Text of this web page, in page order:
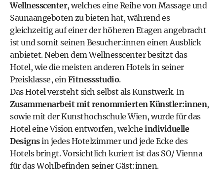
Wellnesscenter, welches eine Reihe von Massage und
Saunaangeboten zu bieten hat, während es
gleichzeitig auf einer der höheren Etagen angebracht
ist und somit seinen Besucher:innen einen Ausblick
anbietet. Neben dem Wellnesscenter besitzt das
Hotel, wie die meisten anderen Hotels in seiner
Preisklasse, einFitnessstudio.
Das Hotel versteht sich selbst als Kunstwerk. In
Zusammenarbeit mit renommierten Künstler:innen,
sowie mit der Kunsthochschule Wien, wurde für das
Hotel eine Vision entworfen, welche individuelle
Designsin jedes Hotelzimmer und jede Ecke des
Hotels bringt. Vorsichtlich kuriert ist das SO/ Vienna
für das Wohlbefinden seiner Gäst:innen.